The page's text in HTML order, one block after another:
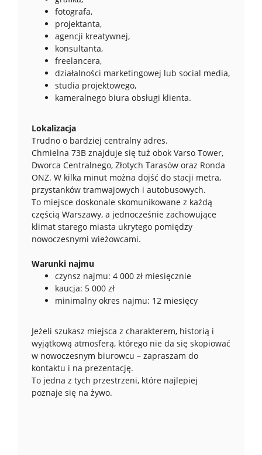
fotografa,
projektanta,
agencji kreatywnej,
konsultanta,
freelancera,
działalności marketingowej lub social media,
studia projektowego,
kameralnego biura obsługi klienta.
Lokalizacja
Trudno o bardziej centralny adres.
Chmielna 73B znajduje się tuż obok Varso Tower,
Dworca Centralnego, Złotych Tarasów oraz Ronda
ONZ. W kilka minut można dojść do stacji metra,
przystanków tramwajowych i autobusowych.
To miejsce doskonale skomunikowane z każdą
częścią Warszawy, a jednocześnie zachowujące
klimat starego miasta ukrytego pomiędzy
nowoczesnymi wieżowcami.
Warunki najmu
czynsz najmu: 4 000 zł miesięcznie
kaucja: 5 000 zł
minimalny okres najmu: 12 miesięcy
Jeżeli szukasz miejsca z charakterem, historią i
wyjątkową atmosferą, którego nie da się skopiować
w nowoczesnym biurowcu – zapraszam do
kontaktu i na prezentację.
To jedna z tych przestrzeni, które najlepiej
poznaje się na żywo.